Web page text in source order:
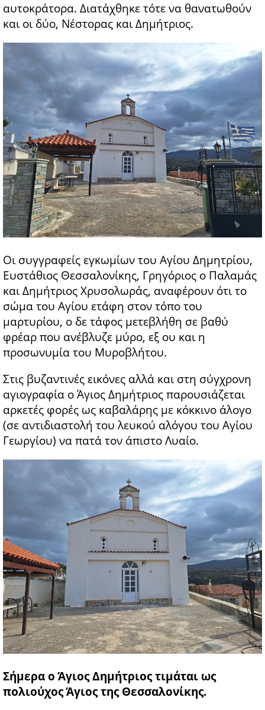
αυτοκράτορα. Διατάχθηκε τότε να θανατωθούν
και οι δύο, Νέστορας και Δημήτριος.
Οι συγγραφείς εγκωμίων του Αγίου Δημητρίου,
Ευστάθιος Θεσσαλονίκης, Γρηγόριος ο Παλαμάς
και Δημήτριος Χρυσολωράς, αναφέρουν ότι το
σώμα του Αγίου ετάφη στον τόπο του
μαρτυρίου, ο δε τάφος μετεβλήθη σε βαθύ
φρέαρ που ανέβλυζε μύρο, εξ ου και η
προσωνυμία του Μυροβλήτου.
Στις βυζαντινές εικόνες αλλά και στη σύγχρονη
αγιογραφία ο Άγιος Δημήτριος παρουσιάζεται
αρκετές φορές ως καβαλάρης με κόκκινο άλογο
(σε αντιδιαστολή του λευκού αλόγου του Αγίου
Γεωργίου) να πατά τον άπιστο Λυαίο.
Σήμερα ο Άγιος Δημήτριος τιμάται ως
πολιούχος Άγιος της Θεσσαλονίκης.